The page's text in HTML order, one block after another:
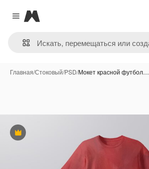
Close menu
Magnific
Главная/Стоковый/PSD/Мокет красной футбол…
Премиум